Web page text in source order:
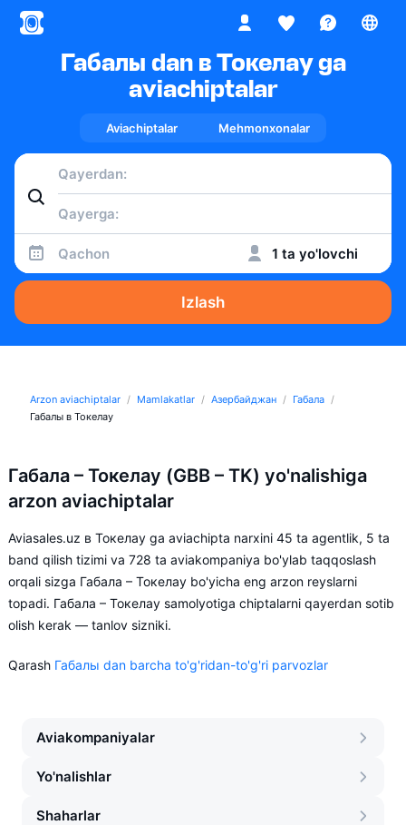
Габалы dan в Токелау ga
aviachiptalar
Aviachiptalar Mehmonxonalar
Qachon 1 ta yo'lovchi
Izlash
Arzon aviachiptalar Mamlakatlar Азербайджан
Габала
Габалы в Токелау
Габала – Токелау (GBB – TK) yo'nalishiga
arzon aviachiptalar
Aviasales.uz в Токелау ga aviachipta narxini 45 ta agentlik, 5 ta
band qilish tizimi va 728 ta aviakompaniya bo'ylab taqqoslash
orqali sizga Габала – Токелау bo'yicha eng arzon reyslarni
topadi. Габала – Токелау samolyotiga chiptalarni qayerdan sotib
olish kerak — tanlov sizniki.
Qarash Габалы dan barcha to'g'ridan-to'g'ri parvozlar
Aviakompaniyalar
Yo'nalishlar
Shaharlar